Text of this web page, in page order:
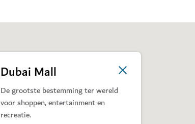
Dubai Mall
De grootste bestemming ter wereld
voor shoppen, entertainment en
recreatie.